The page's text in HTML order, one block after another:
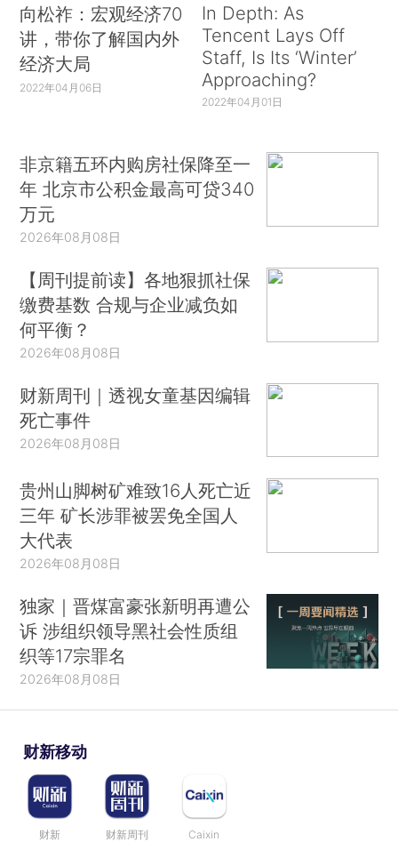
向松祚：宏观经济70
讲，带你了解国内外
经济大局
2022年04月06日
In Depth: As
Tencent Lays Off
Staff, Is Its ‘Winter’
Approaching?
2022年04月01日
非京籍五环内购房社保降至一
年 北京市公积金最高可贷340
万元
2026年08月08日
【周刊提前读】各地狠抓社保
缴费基数 合规与企业减负如
何平衡？
2026年08月08日
财新周刊｜透视女童基因编辑
死亡事件
2026年08月08日
贵州山脚树矿难致16人死亡近
三年 矿长涉罪被罢免全国人
大代表
2026年08月08日
独家｜晋煤富豪张新明再遭公
诉 涉组织领导黑社会性质组
织等17宗罪名
2026年08月08日
财新移动
财新 财新周刊 Caixin